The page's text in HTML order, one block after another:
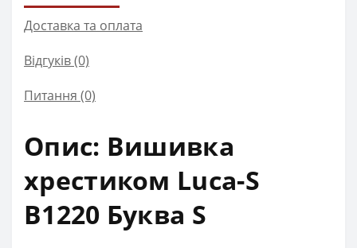
Доставка та оплата
Відгуків (0)
Питання (0)
Опис: Вишивка
хрестиком Luca-S
B1220 Буква S